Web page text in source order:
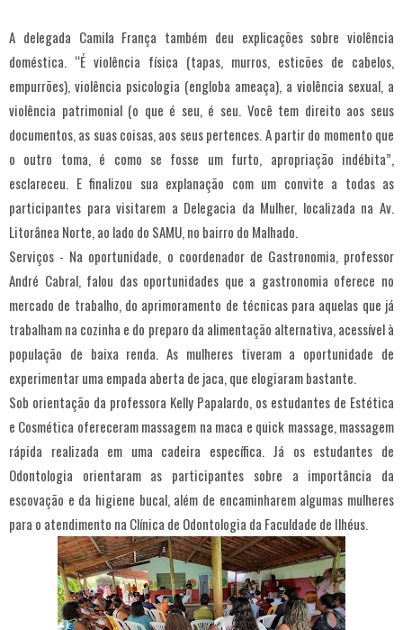
A delegada Camila França também deu explicações sobre violência
doméstica. “É violência física (tapas, murros, esticões de cabelos,
empurrões), violência psicologia (engloba ameaça), a violência sexual, a
violência patrimonial (o que é seu, é seu. Você tem direito aos seus
documentos, as suas coisas, aos seus pertences. A partir do momento que
o outro toma, é como se fosse um furto, apropriação indébita”,
esclareceu. E finalizou sua explanação com um convite a todas as
participantes para visitarem a Delegacia da Mulher, localizada na Av.
Litorânea Norte, ao lado do SAMU, no bairro do Malhado.
Serviços - Na oportunidade, o coordenador de Gastronomia, professor
André Cabral, falou das oportunidades que a gastronomia oferece no
mercado de trabalho, do aprimoramento de técnicas para aquelas que já
trabalham na cozinha e do preparo da alimentação alternativa, acessível à
população de baixa renda. As mulheres tiveram a oportunidade de
experimentar uma empada aberta de jaca, que elogiaram bastante.
Sob orientação da professora Kelly Papalardo, os estudantes de Estética
e Cosmética ofereceram massagem na maca e quick massage, massagem
rápida realizada em uma cadeira específica. Já os estudantes de
Odontologia orientaram as participantes sobre a importância da
escovação e da higiene bucal, além de encaminharem algumas mulheres
para o atendimento na Clínica de Odontologia da Faculdade de Ilhéus.